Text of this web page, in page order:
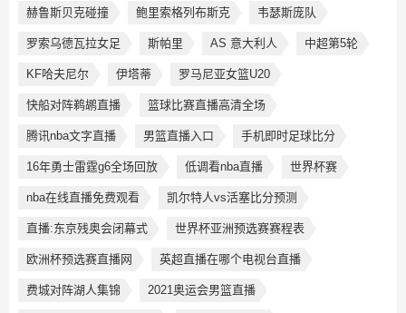
赫鲁斯贝克碰撞 鲍里索格列布斯克 韦瑟斯庞队
罗索乌德瓦拉女足 斯帕里 AS 意大利人 中超第5轮
KF哈夫尼尔 伊塔蒂 罗马尼亚女篮U20
快船对阵鹈鹕直播 篮球比赛直播高清全场
腾讯nba文字直播 男篮直播入口 手机即时足球比分
16年勇士雷霆g6全场回放 低调看nba直播 世界杯赛
nba在线直播免费观看 凯尔特人vs活塞比分预测
直播:东京残奥会闭幕式 世界杯亚洲预选赛赛程表
欧洲杯预选赛直播网 英超直播在哪个电视台直播
费城对阵湖人集锦 2021奥运会男篮直播